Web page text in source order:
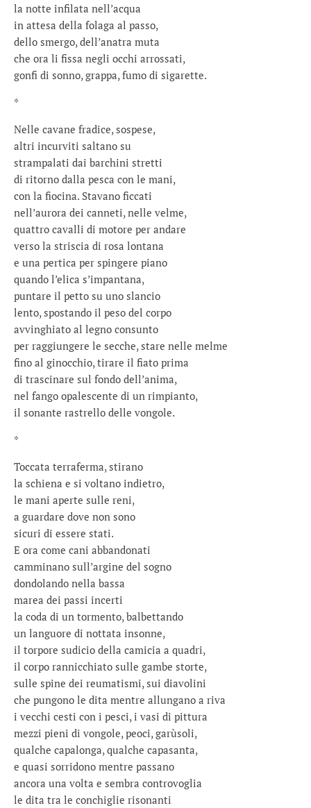
la notte infilata nell’acqua
in attesa della folaga al passo,
dello smergo, dell’anatra muta
che ora li fissa negli occhi arrossati,
gonfi di sonno, grappa, fumo di sigarette.
*
Nelle cavane fradice, sospese,
altri incurviti saltano su
strampalati dai barchini stretti
di ritorno dalla pesca con le mani,
con la fiocina. Stavano ficcati
nell’aurora dei canneti, nelle velme,
quattro cavalli di motore per andare
verso la striscia di rosa lontana
e una pertica per spingere piano
quando l’elica s’impantana,
puntare il petto su uno slancio
lento, spostando il peso del corpo
avvinghiato al legno consunto
per raggiungere le secche, stare nelle melme
fino al ginocchio, tirare il fiato prima
di trascinare sul fondo dell’anima,
nel fango opalescente di un rimpianto,
il sonante rastrello delle vongole.
*
Toccata terraferma, stirano
la schiena e si voltano indietro,
le mani aperte sulle reni,
a guardare dove non sono
sicuri di essere stati.
E ora come cani abbandonati
camminano sull’argine del sogno
dondolando nella bassa
marea dei passi incerti
la coda di un tormento, balbettando
un languore di nottata insonne,
il torpore sudicio della camicia a quadri,
il corpo rannicchiato sulle gambe storte,
sulle spine dei reumatismi, sui diavolini
che pungono le dita mentre allungano a riva
i vecchi cesti con i pesci, i vasi di pittura
mezzi pieni di vongole, peoci, garùsoli,
qualche capalonga, qualche capasanta,
e quasi sorridono mentre passano
ancora una volta e sembra controvoglia
le dita tra le conchiglie risonanti